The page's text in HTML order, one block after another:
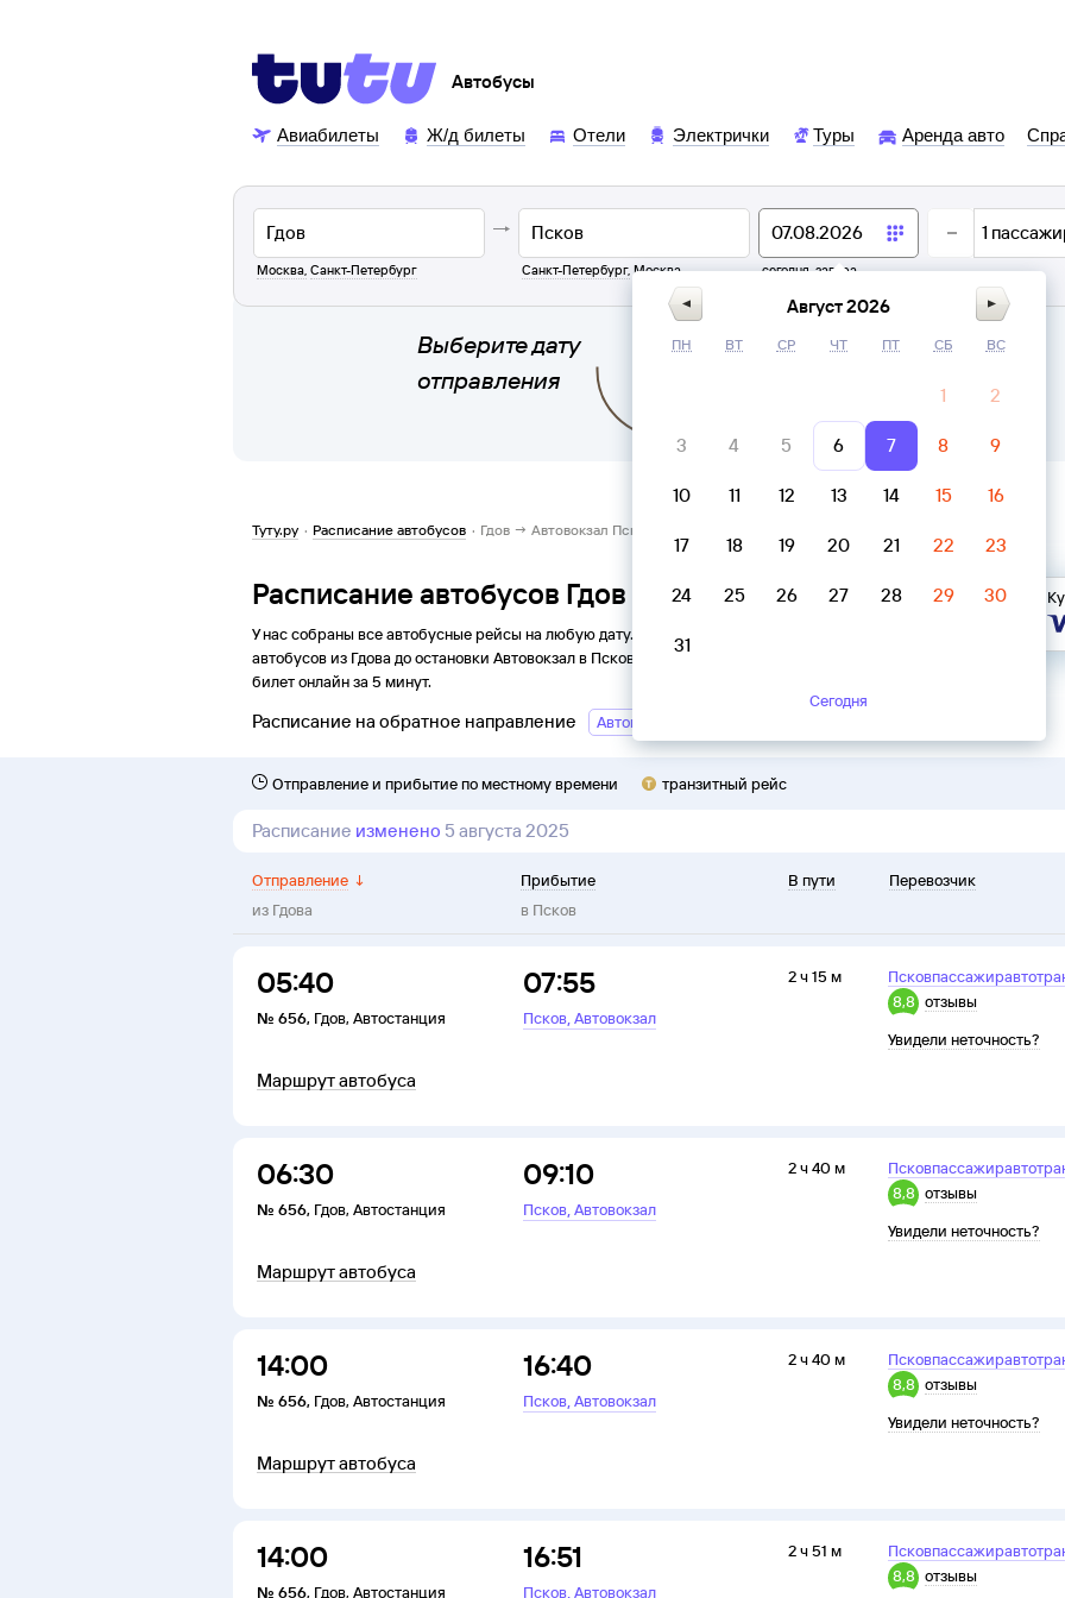
Автобусы
Авиабилеты Ж/д билеты Отели Электрички Туры Аренда авто
Москва, Санкт-Петербург Санкт-Петербург, Москва сегодня, завтра
1
Выберите дату
отправления
Туту.ру · Расписание автобусов · Гдов → Автовокзал Псков
Расписание автобусов Гдов → Автовокзал Псков
У нас собраны все автобусные рейсы на любую дату. Вы можете узнать точное расписание
автобусов из Гдова доостановки Автовокзалв Псков 2026
билет онлайн за 5 минут.
Расписание на обратное направление Автовокзал Псков → Гдов
Отправление и прибытие по местному времени транзитный рейс
Расписание изменено 5 августа 2025
Отправление ↓
из Гдова
Прибытие
в Псков
В пути Перевозчик
05:40
№ 656, Гдов, Автостанция
07:55
Псков,Автовокзал
2 ч 15 м
8,8 отзывы
Увидели неточность?
Маршрут автобуса
06:30
№ 656, Гдов, Автостанция
09:10
Псков,Автовокзал
2 ч 40 м
8,8 отзывы
Увидели неточность?
Маршрут автобуса
14:00
№ 656, Гдов, Автостанция
16:40
Псков,Автовокзал
2 ч 40 м
8,8 отзывы
Увидели неточность?
Маршрут автобуса
14:00
№ 656, Гдов, Автостанция
16:51
Псков,Автовокзал
2 ч 51 м
8,8 отзывы
Август 2026
ПН ВТ СР ЧТ ПТ СБ ВС
1 2
3 4 5 6 7 8 9
10 11 12 13 14 15 16
17 18 19 20 21 22 23
24 25 26 27 28 29 30
31
Сегодня